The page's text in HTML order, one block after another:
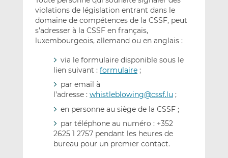
violations de législation entrant dans le
domaine de compétences de la CSSF, peut
s’adresser à la CSSF en français,
luxembourgeois, allemand ou en anglais :
via le formulaire disponible sous le
lien suivant : formulaire;
par email à
l’adresse : whistleblowing@cssf.lu ;
en personne au siège de la CSSF ;
par téléphone au numéro : +352
2625 1 2757 pendant les heures de
bureau pour un premier contact.